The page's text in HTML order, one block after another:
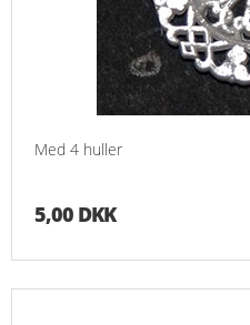
Med 4 huller
5,00 DKK